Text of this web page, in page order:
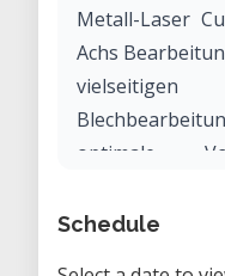
Metall-Laser
Achs
optimale
Schedule